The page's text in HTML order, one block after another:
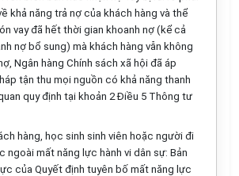
khả năng trả nợ của khách hàng và thể
vay đã hết thời gian khoanh nợ (kể cả
nợ bổ sung) mà khách hàng vẫn không
Ngân hàng Chính sách xã hội đã áp
tận thu mọi nguồn có khả năng thanh
quy định tại khoản 2 Điều 5 Thông tư
hàng, học sinh sinh viên hoặc người đi
ngoài mất năng lực hành vi dân sự: Bản
của Quyết định tuyên bố mất năng lực